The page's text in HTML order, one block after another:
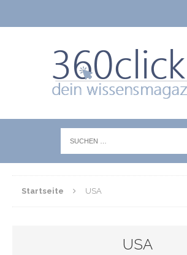
Startseite USA
USA